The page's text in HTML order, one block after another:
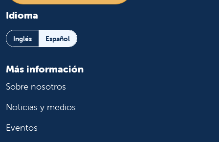
Idioma
Inglés Español
Más información
Sobre nosotros
Noticias y medios
Eventos